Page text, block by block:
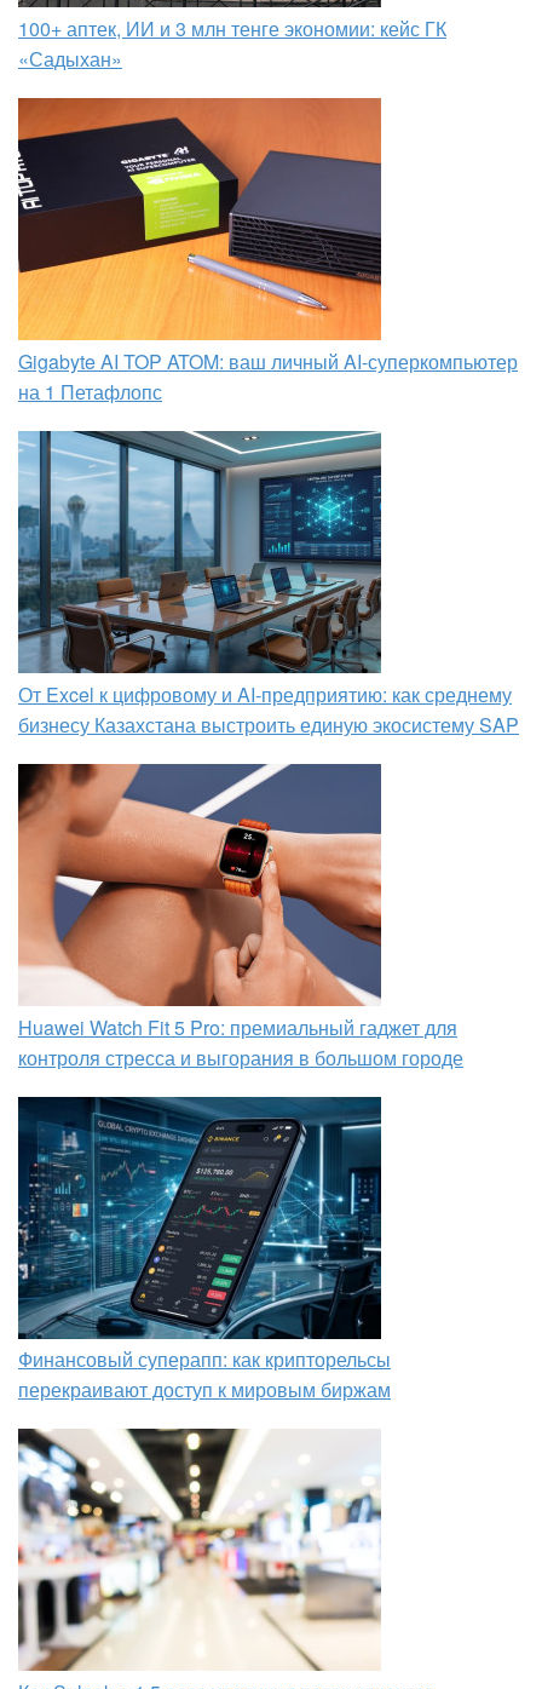
100+ аптек, ИИ и 3 млн тенге экономии: кейс ГК
«Садыхан»
Gigabyte AI TOP ATOM: ваш личный AI-суперкомпьютер
на 1 Петафлопс
От Excel к цифровому и AI‑предприятию: как среднему
бизнесу Казахстана выстроить единую экосистему SAP
Huawei Watch Fit 5 Pro: премиальный гаджет для
контроля стресса и выгорания в большом городе
Финансовый суперапп: как крипторельсы
перекраивают доступ к мировым биржам